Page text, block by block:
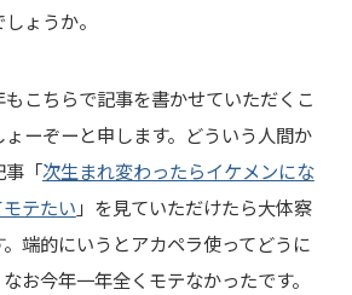
ょうか。
こちらで記事を書かせていただくこ
ーぞーと申します。どういう人間か
事「次生まれ変わったらイケメンにな
テたい 」を見ていただけたら大体察
端的にいうとアカペラ使ってどうに
お今年一年全くモテなかったです。